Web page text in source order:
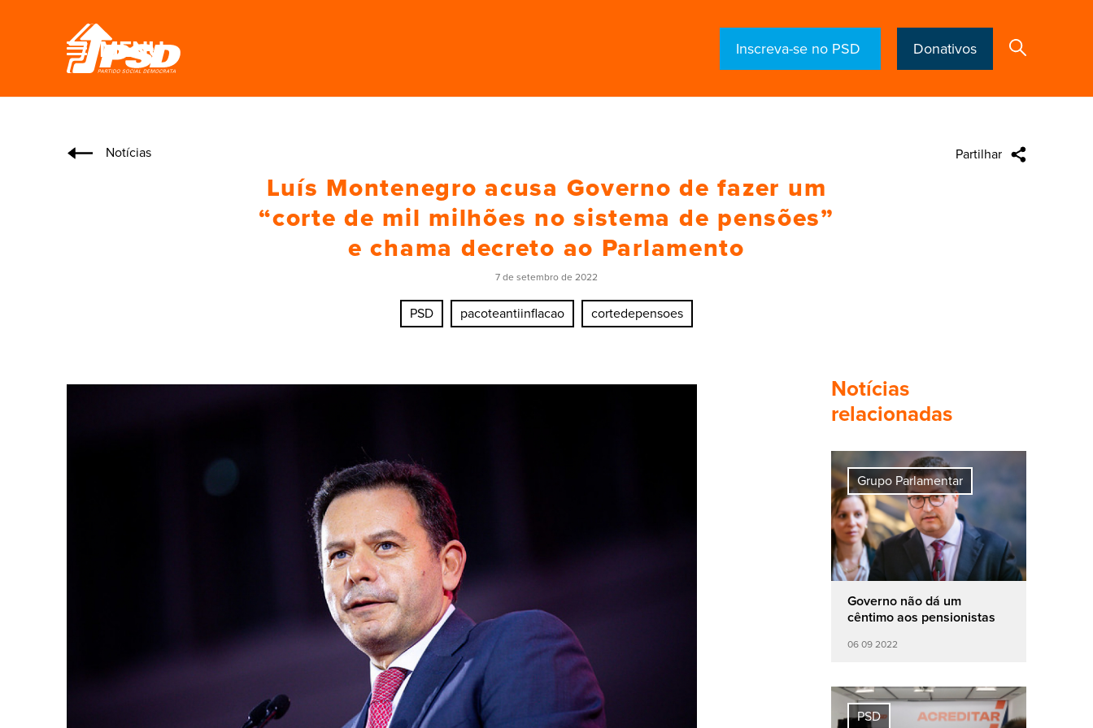
MENU Inscreva-se no PSD Donativos
Notícias Partilhar
Luís Montenegro acusa Governo de fazer um
“corte de mil milhões no sistema de pensões”
e chama decreto ao Parlamento
7 de setembro de 2022
PSD pacoteantiinflacao cortedepensoes
Notícias
relacionadas
Grupo Parlamentar
Governo não dá um
cêntimo aos pensionistas
06 09 2022
PSD